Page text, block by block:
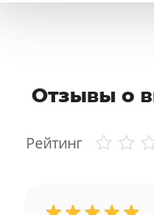
Отзывы о
Рейтинг